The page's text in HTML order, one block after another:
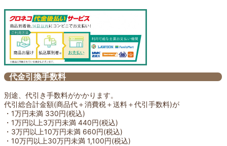
代金引換手数料
別途、代引き手数料がかかります。
代引総合計金額(商品代＋消費税＋送料＋代引手数料)が
・1万円未満 330円(税込)
・1万円以上3万円未満 440円(税込)
・3万円以上10万円未満 660円(税込)
・10万円以上30万円未満 1,100円(税込)